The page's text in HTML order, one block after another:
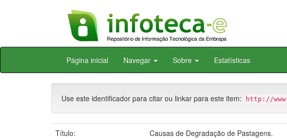
Skip
Página inicial Navegar Sobre Estatísticas
Use este identificador para citar ou linkar para este item: http://
Título:
Causas de Degradação de Pastagens.